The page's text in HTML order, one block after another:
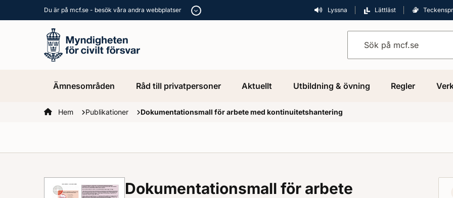
Du är på mcf.se - besök våra andra webbplatser Lyssna Lättläst
Ämnesområden Råd till privatpersoner Aktuellt Utbildning & övning Regler
Startsidan
Hem Publikationer Dokumentationsmall för arbete med kontinuitetshantering
Dokumentationsmall för arbete